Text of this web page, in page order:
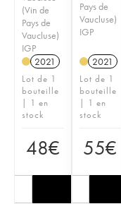
(Vin de
Pays de
Vaucluse)
IGP
2021
Lot de 1
bouteille
| 1 en
stock
48€
Pays de
Vaucluse)
IGP
2021
Lot de 1
bouteille
| 1 en
stock
55€